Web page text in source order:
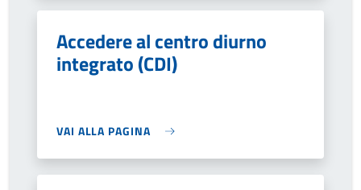
Accedere al centro diurno
integrato (CDI)
VAI ALLA PAGINA